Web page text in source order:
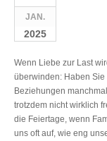
JAN.
2025
Wenn Liebe zur Last
überwinden: Haben
Beziehungen
trotzdem nicht wirklich
die Feiertage, wenn
uns oft auf, wie eng